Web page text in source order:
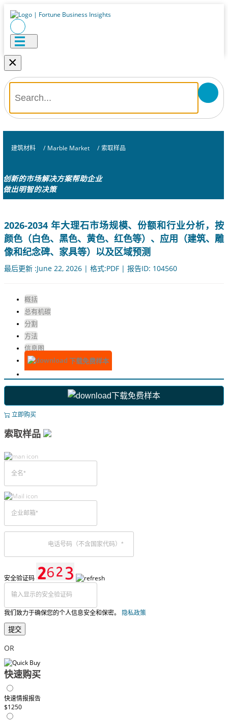
×
建筑材料 / Marble Market / 索取样品
创新的市场解决方案帮助企业
做出明智的决策
2026-2034 年大理石市场规模、份额和行业分析，按
颜色（白色、黑色、黄色、红色等）、应用（建筑、雕
像和纪念碑、家具等）以及区域预测
最后更新 :June 22, 2026 | 格式:PDF | 报告ID: 104560
概括
总有机碳
分割
方法
信息图
下载免费样本
下载免费样本
立即购买
索取样品
安全验证码
我们致力于确保您的个人信息安全和保密。 隐私政策
提交
OR
快速购买
快速情报报告
$1250